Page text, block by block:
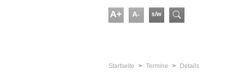
A+ A- s/w
Startseite
Termine Details